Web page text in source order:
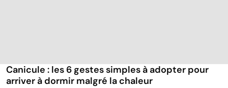
Canicule : les 6 gestes simples à adopter pour
arriver à dormir malgré la chaleur